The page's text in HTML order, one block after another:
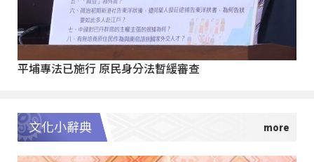
平埔專法已施行 原民身分法暫緩審查
文化小辭典